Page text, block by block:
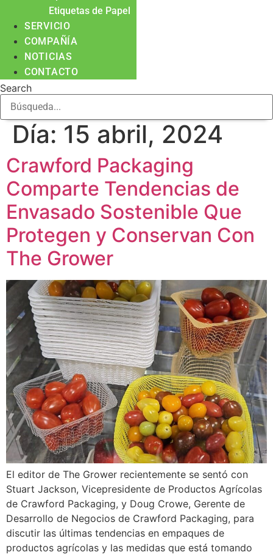
Etiquetas de Papel
SERVICIO
COMPAÑÍA
NOTICIAS
CONTACTO
Search
Día: 15 abril, 2024
Crawford Packaging
Comparte Tendencias de
Envasado Sostenible Que
Protegen y Conservan Con
The Grower
El editor de The Grower recientemente se sentó con
Stuart Jackson, Vicepresidente de Productos Agrícolas
de Crawford Packaging, y Doug Crowe, Gerente de
Desarrollo de Negocios de Crawford Packaging, para
discutir las últimas tendencias en empaques de
productos agrícolas y las medidas que está tomando